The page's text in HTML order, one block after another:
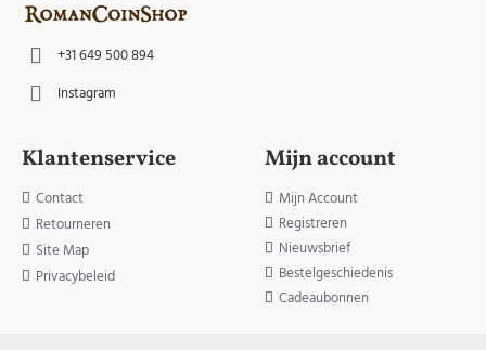
+31 649 500 894
Instagram
Klantenservice
Contact
Retourneren
Site Map
Privacybeleid
Mijn account
Mijn Account
Registreren
Nieuwsbrief
Bestelgeschiedenis
Cadeaubonnen